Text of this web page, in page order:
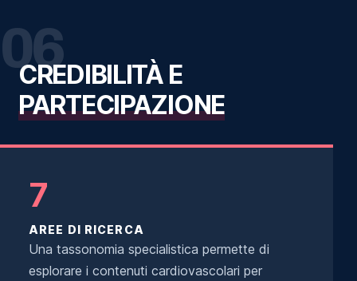
06
CREDIBILITÀ E
PARTECIPAZIONE
7
AREE DI RICERCA
Una tassonomia specialistica permette di
esplorare i contenuti cardiovascolari per